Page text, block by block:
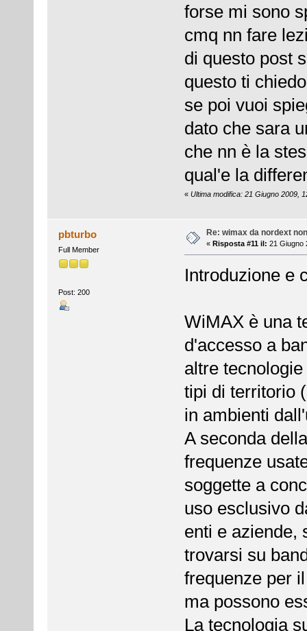
forse mi sono
cmq nn fare
di questo post
questo ti
se poi vuoi
dato che sara
che nn è la
qual'e la
« Ultima modifica: 21 Giugno 2009,
pbturbo
Full Member
Post: 200
Re: wimax da nordext
« Risposta #11 il: 21 Giugno
Introduzione e
WiMAX è una
d'accesso a
altre
tipi di territorio
in ambienti
A seconda
frequenze
soggette a
uso esclusivo
enti e aziende,
trovarsi su
frequenze per
ma possono
La tecnologia